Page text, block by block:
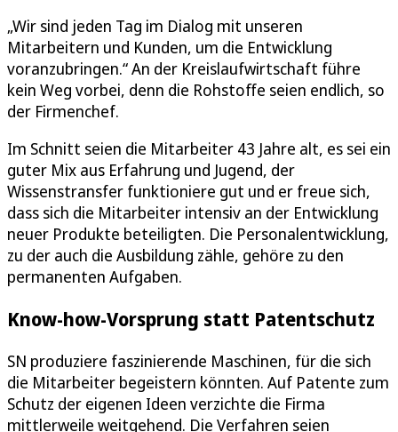
„Wir sind jeden Tag im Dialog mit unseren
Mitarbeitern und Kunden, um die Entwicklung
voranzubringen.“ An der Kreislaufwirtschaft führe
kein Weg vorbei, denn die Rohstoffe seien endlich, so
der Firmenchef.
Im Schnitt seien die Mitarbeiter 43 Jahre alt, es sei ein
guter Mix aus Erfahrung und Jugend, der
Wissenstransfer funktioniere gut und er freue sich,
dass sich die Mitarbeiter intensiv an der Entwicklung
neuer Produkte beteiligten. Die Personalentwicklung,
zu der auch die Ausbildung zähle, gehöre zu den
permanenten Aufgaben.
Know-how-Vorsprung statt Patentschutz
SN produziere faszinierende Maschinen, für die sich
die Mitarbeiter begeistern könnten. Auf Patente zum
Schutz der eigenen Ideen verzichte die Firma
mittlerweile weitgehend. Die Verfahren seien